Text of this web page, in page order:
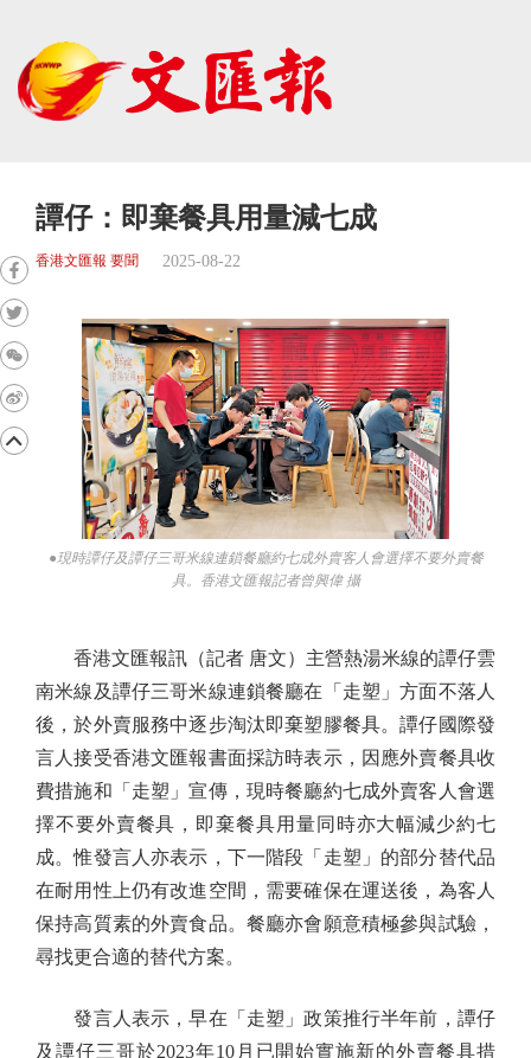
譚仔：即棄餐具用量減七成
香港文匯報 要聞 2025-08-22
●現時譚仔及譚仔三哥米線連鎖餐廳約七成外賣客人會選擇不要外賣餐
具。香港文匯報記者曾興偉 攝
香港文匯報訊（記者 唐文）主營熱湯米線的譚仔雲
南米線及譚仔三哥米線連鎖餐廳在「走塑」方面不落人
後，於外賣服務中逐步淘汰即棄塑膠餐具。譚仔國際發
言人接受香港文匯報書面採訪時表示，因應外賣餐具收
費措施和「走塑」宣傳，現時餐廳約七成外賣客人會選
擇不要外賣餐具，即棄餐具用量同時亦大幅減少約七
成。惟發言人亦表示，下一階段「走塑」的部分替代品
在耐用性上仍有改進空間，需要確保在運送後，為客人
保持高質素的外賣食品。餐廳亦會願意積極參與試驗，
尋找更合適的替代方案。
發言人表示，早在「走塑」政策推行半年前，譚仔
及譚仔三哥於2023年10月已開始實施新的外賣餐具措